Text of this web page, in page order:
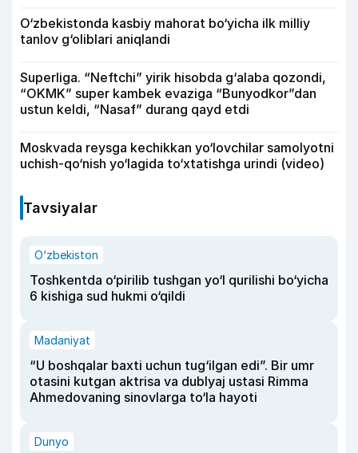
O‘zbekistonda kasbiy mahorat bo‘yicha ilk milliy
tanlov g‘oliblari aniqlandi
Superliga. “Neftchi” yirik hisobda g‘alaba qozondi,
“OKMK” super kambek evaziga “Bunyodkor”dan
ustun keldi, “Nasaf” durang qayd etdi
Moskvada reysga kechikkan yo‘lovchilar samolyotni
uchish-qo‘nish yo‘lagida to‘xtatishga urindi (video)
Tavsiyalar
O‘zbekiston
Toshkentda o‘pirilib tushgan yo‘l qurilishi bo‘yicha
6 kishiga sud hukmi o‘qildi
Madaniyat
“U boshqalar baxti uchun tug‘ilgan edi”. Bir umr
otasini kutgan aktrisa va dublyaj ustasi Rimma
Ahmedovaning sinovlarga to‘la hayoti
Dunyo